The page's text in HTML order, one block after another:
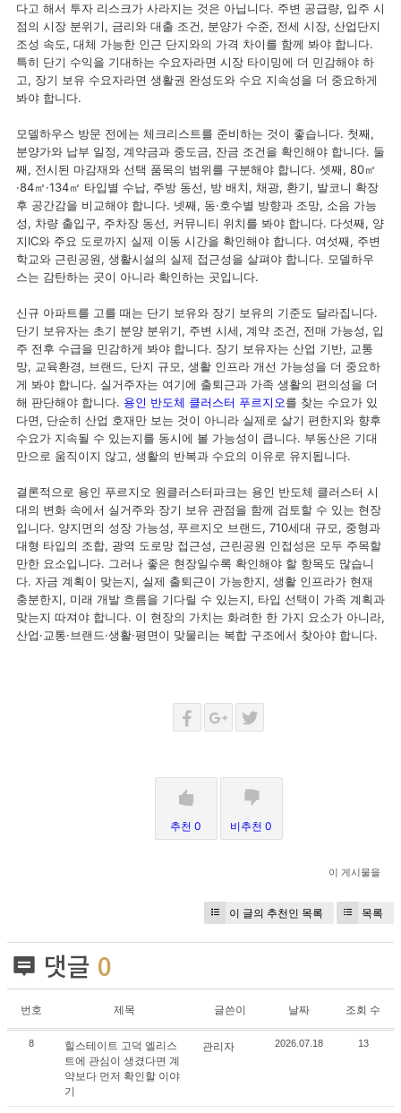
다고 해서 투자 리스크가 사라지는 것은 아닙니다. 주변 공급량, 입주 시
점의 시장 분위기, 금리와 대출 조건, 분양가 수준, 전세 시장, 산업단지
조성 속도, 대체 가능한 인근 단지와의 가격 차이를 함께 봐야 합니다.
특히 단기 수익을 기대하는 수요자라면 시장 타이밍에 더 민감해야 하
고, 장기 보유 수요자라면 생활권 완성도와 수요 지속성을 더 중요하게
봐야 합니다.
모델하우스 방문 전에는 체크리스트를 준비하는 것이 좋습니다. 첫째,
분양가와 납부 일정, 계약금과 중도금, 잔금 조건을 확인해야 합니다. 둘
째, 전시된 마감재와 선택 품목의 범위를 구분해야 합니다. 셋째, 80㎡
·84㎡·134㎡ 타입별 수납, 주방 동선, 방 배치, 채광, 환기, 발코니 확장
후 공간감을 비교해야 합니다. 넷째, 동·호수별 방향과 조망, 소음 가능
성, 차량 출입구, 주차장 동선, 커뮤니티 위치를 봐야 합니다. 다섯째, 양
지IC와 주요 도로까지 실제 이동 시간을 확인해야 합니다. 여섯째, 주변
학교와 근린공원, 생활시설의 실제 접근성을 살펴야 합니다. 모델하우
스는 감탄하는 곳이 아니라 확인하는 곳입니다.
신규 아파트를 고를 때는 단기 보유와 장기 보유의 기준도 달라집니다.
단기 보유자는 초기 분양 분위기, 주변 시세, 계약 조건, 전매 가능성, 입
주 전후 수급을 민감하게 봐야 합니다. 장기 보유자는 산업 기반, 교통
망, 교육환경, 브랜드, 단지 규모, 생활 인프라 개선 가능성을 더 중요하
게 봐야 합니다. 실거주자는 여기에 출퇴근과 가족 생활의 편의성을 더
해 판단해야 합니다. 용인 반도체 클러스터 푸르지오를 찾는 수요가 있
다면, 단순히 산업 호재만 보는 것이 아니라 실제로 살기 편한지와 향후
수요가 지속될 수 있는지를 동시에 볼 가능성이 큽니다. 부동산은 기대
만으로 움직이지 않고, 생활의 반복과 수요의 이유로 유지됩니다.
결론적으로 용인 푸르지오 원클러스터파크는 용인 반도체 클러스터 시
대의 변화 속에서 실거주와 장기 보유 관점을 함께 검토할 수 있는 현장
입니다. 양지면의 성장 가능성, 푸르지오 브랜드, 710세대 규모, 중형과
대형 타입의 조합, 광역 도로망 접근성, 근린공원 인접성은 모두 주목할
만한 요소입니다. 그러나 좋은 현장일수록 확인해야 할 항목도 많습니
다. 자금 계획이 맞는지, 실제 출퇴근이 가능한지, 생활 인프라가 현재
충분한지, 미래 개발 흐름을 기다릴 수 있는지, 타입 선택이 가족 계획과
맞는지 따져야 합니다. 이 현장의 가치는 화려한 한 가지 요소가 아니라,
산업·교통·브랜드·생활·평면이 맞물리는 복합 구조에서 찾아야 합니다.
추천 0 비추천 0
이 게시물을
이 글의 추천인 목록 목록
댓글 0
번호 제목 글쓴이 날짜 조회 수
8
힐스테이트 고덕 엘리스
트에 관심이 생겼다면 계
약보다 먼저 확인할 이야
기
관리자 2026.07.18 13